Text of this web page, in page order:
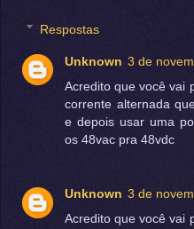
Respostas
Unknown 3 de
Acredito que você vai
corrente alternada
e depois usar uma
os 48vac pra 48vdc
Unknown 3 de
Acredito que você vai